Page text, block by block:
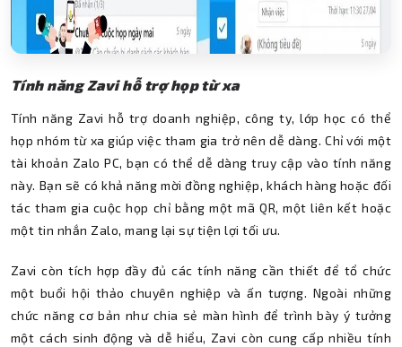
Tính năng Zavi hỗ trợ họp từ xa
Tính năng Zavi hỗ trợ doanh nghiệp, công ty, lớp học có thể
họp nhóm từ xa giúp việc tham gia trở nên dễ dàng. Chỉ với một
tài khoản Zalo PC, bạn có thể dễ dàng truy cập vào tính năng
này. Bạn sẽ có khả năng mời đồng nghiệp, khách hàng hoặc đối
tác tham gia cuộc họp chỉ bằng một mã QR, một liên kết hoặc
một tin nhắn Zalo, mang lại sự tiện lợi tối ưu.
Zavi còn tích hợp đầy đủ các tính năng cần thiết để tổ chức
một buổi hội thảo chuyên nghiệp và ấn tượng. Ngoài những
chức năng cơ bản như chia sẻ màn hình để trình bày ý tưởng
một cách sinh động và dễ hiểu, Zavi còn cung cấp nhiều tính